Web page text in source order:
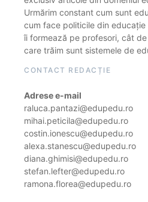
Urmărim constant cum sunt
cum face politicile din
îi formează pe profesori, cât
care trăim sunt sistemele de
CONTACT REDACȚIE
Adrese e-mail
raluca.pantazi@edupedu.ro
mihai.peticila@edupedu.ro
costin.ionescu@edupedu.ro
alexa.stanescu@edupedu.ro
diana.ghimisi@edupedu.ro
stefan.lefter@edupedu.ro
ramona.florea@edupedu.ro